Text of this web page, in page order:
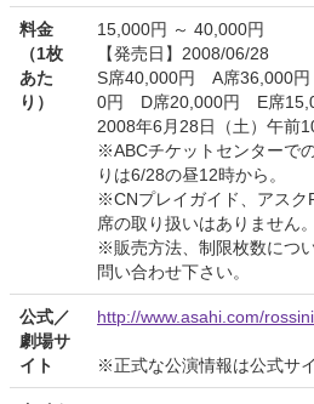
料金
（1枚
あた
り）
15,000円 ～ 40,000円
【発売日】2008/06/28
S席40,000円 A席36,000
0円 D席20,000円 E席
2008年6月28日（土）午前
※ABCチケットセンターで
りは6/28の昼12時から。
※CNプレイガイド、アスク
席の取り扱いはありません。
※販売方法、制限枚数につ
問い合わせ下さい。
公式／
劇場サ
イト
http://www.asahi.com/
※正式な公演情報は公式サ